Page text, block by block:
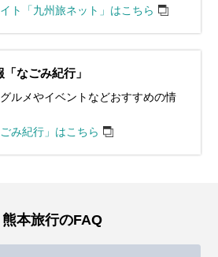
ト「九州旅ネット」はこちら
なごみ紀行」
ルメやイベントなどおすすめの情
み紀行」はこちら
熊本旅行のFAQ